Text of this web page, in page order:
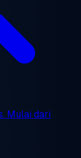
Mulai dari